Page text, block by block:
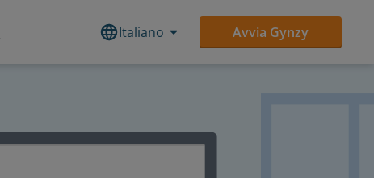
Italiano Avvia Gynzy